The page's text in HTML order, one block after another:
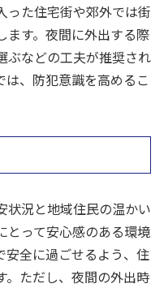
った住宅街や郊外では街
ます。夜間に外出する際
ぶなどの工夫が推奨され
は、防犯意識を高めるこ
状況と地域住民の温かい
とって安心感のある環境
安全に過ごせるよう、住
。ただし、夜間の外出時